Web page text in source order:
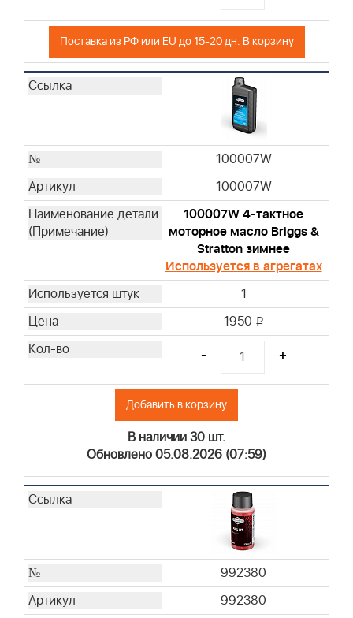
Поставка из РФ или EU до 15-20 дн. В корзину
100007W
100007W
100007W 4-тактное
моторное масло Briggs &
Stratton зимнее
Используется в агрегатах
1
1950 i
- +
Добавить в корзину
В наличии 30 шт.
Обновлено 05.08.2026 (07:59)
992380
992380